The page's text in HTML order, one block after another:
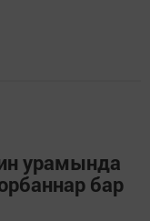
урамында
бар